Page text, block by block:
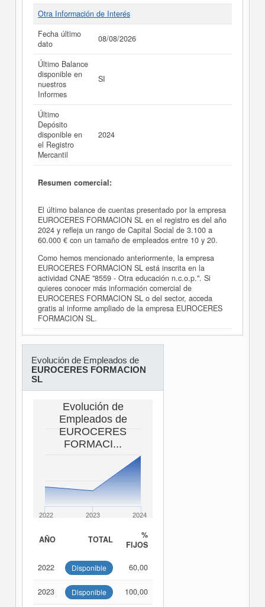
Otra Información de Interés
Fecha último
dato
08/08/2026
Último Balance
disponible en
nuestros
Informes
SI
Último
Depósito
disponible en
el Registro
Mercantil
2024
Resumen comercial:
El último balance de cuentas presentado por la empresa
EUROCERES FORMACION SL en el registro es del año
2024 y refleja un rango de Capital Social de 3.100 a
60.000 € con un tamaño de empleados entre 10 y 20.
Como hemos mencionado anteriormente, la empresa
EUROCERES FORMACION SL está inscrita en la
actividad CNAE "8559 - Otra educación n.c.o.p.". Si
quieres conocer más información comercial de
EUROCERES FORMACION SL o del sector, acceda
gratis al informe ampliado de la empresa EUROCERES
FORMACION SL.
Evolución de Empleados de
EUROCERES FORMACION
SL
Evolución de
Empleados de
EUROCERES
FORMACI...
2022 2023 2024
AÑO TOTAL
%
FIJOS
2022 Disponible 60,00
2023 Disponible 100,00